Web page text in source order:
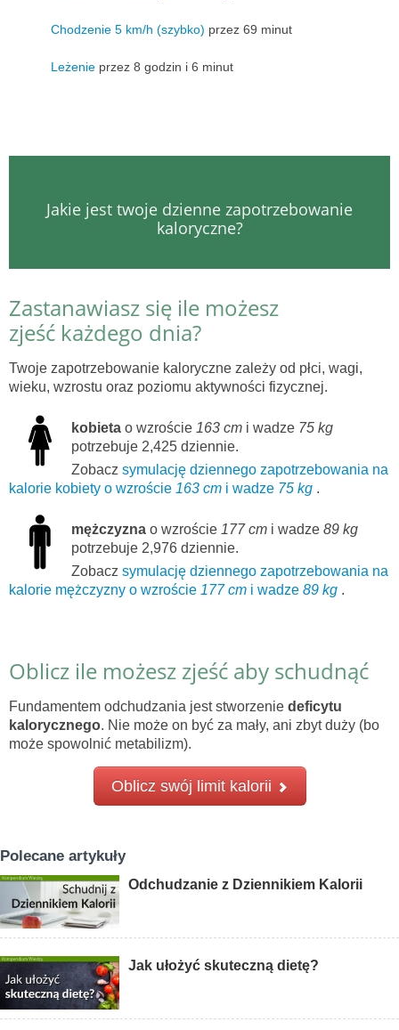
Chodzenie 5 km/h (szybko) przez 69 minut
Leżenie przez 8 godzin i 6 minut
Jakie jest twoje dzienne zapotrzebowanie
kaloryczne?
Zastanawiasz się ile możesz
zjeść każdego dnia?
Twoje zapotrzebowanie kaloryczne zależy od płci, wagi,
wieku, wzrostu oraz poziomu aktywności fizycznej.
kobieta o wzroście 163 cm i wadze 75 kg
potrzebuje 2,425 dziennie.
Zobacz symulację dziennego zapotrzebowania na
kalorie kobiety o wzroście 163 cm i wadze 75 kg .
mężczyzna o wzroście 177 cm i wadze 89 kg
potrzebuje 2,976 dziennie.
Zobacz symulację dziennego zapotrzebowania na
kalorie mężczyzny o wzroście 177 cm i wadze 89 kg .
Oblicz ile możesz zjeść aby schudnąć
Fundamentem odchudzania jest stworzenie deficytu
kalorycznego. Nie może on być za mały, ani zbyt duży (bo
może spowolnić metabilizm).
Oblicz swój limit kalorii
Polecane artykuły
Odchudzanie z Dziennikiem Kalorii
Jak ułożyć skuteczną dietę?